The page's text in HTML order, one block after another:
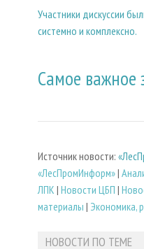
Участники дискуссии
системно и комплексно.
Самое важное
Источник новости:
«ЛесПромИнформ»|
ЛПК | Новости ЦБП |
материалы | Экономика,
НОВОСТИ ПО ТЕМЕ